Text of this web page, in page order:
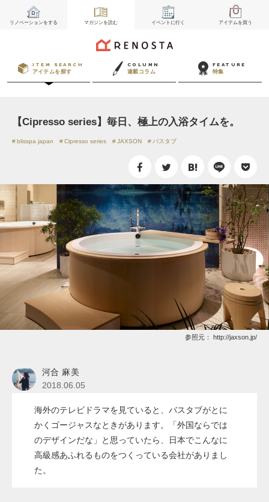
リノベーションをする マガジンを読む イベント に行く アイテムを買う
ITEM SEARCH
アイテムを探す
COLUMN
連載コラム
FEATURE
特集
【Cipresso series】毎日、極上の入浴タイムを。
blisspa japan Cipresso series JAXSON バスタブ
参照元： http://jaxson.jp/
河合 麻美
2018.06.05
海外のテレビドラマを見ていると、バスタブがとに
かくゴージャスなときがあります。「外国ならでは
のデザインだな」と思っていたら、日本でこんなに
高級感あふれるものをつくっている会社がありまし
た。